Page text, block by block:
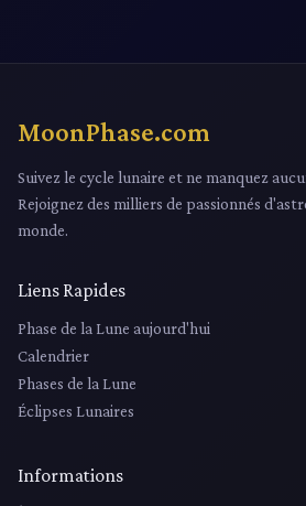
MoonPhase.com
Suivez le cycle lunaire et ne manquez
Rejoignez des milliers de passionnés
monde.
Liens Rapides
Phase de la Lune aujourd'hui
Calendrier
Phases de la Lune
Éclipses Lunaires
Informations